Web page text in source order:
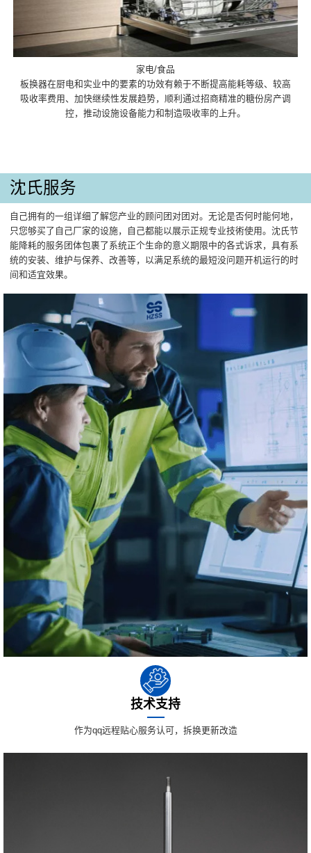
家电/食品
板换器在厨电和实业中的要素的功效有赖于不断提高能耗等级、较高
吸收率费用、加快继续性发展趋势，顺利通过招商精准的糖份房产调
控，推动设施设备能力和制造吸收率的上升。
沈氏服务
自己拥有的一组详细了解您产业的顾问团对团对。无论是否何时能何地，
只您够买了自己厂家的设施，自己都能以展示正规专业技術使用。沈氏节
能降耗的服务团体包裹了系统正个生命的意义期限中的各式诉求，具有系
统的安装、维护与保养、改善等，以满足系统的最短没问题开机运行的时
间和适宜效果。
技术支持
作为qq远程贴心服务认可，拆换更新改造